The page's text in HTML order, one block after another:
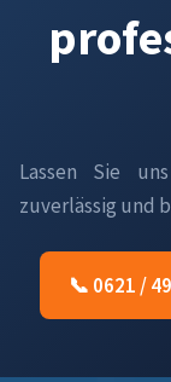
Lassen Sie
zuverlässig und
📞 0621 /